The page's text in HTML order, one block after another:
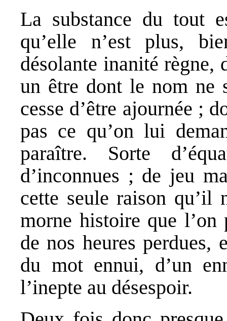
La substance du tout
qu’elle n’est plus,
désolante inanité règne,
un être dont le nom ne
cesse d’être ajournée ;
pas ce qu’on lui
paraître. Sorte
d’inconnues ; de jeu
cette seule raison qu’il
morne histoire que l’on
de nos heures perdues,
du mot ennui, d’un
l’inepte au désespoir.